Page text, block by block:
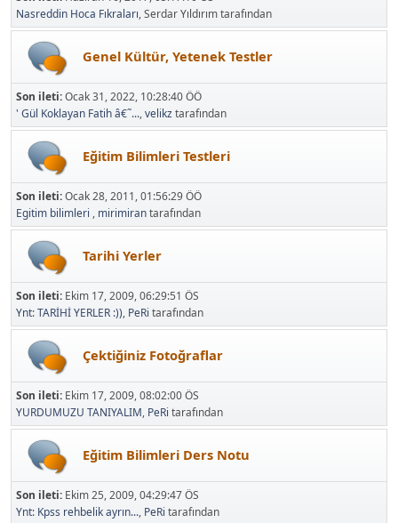
Nasreddin Hoca Fıkraları, Serdar Yıldırım tarafından
Genel Kültür, Yetenek Testler
Son ileti:Ocak 31, 2022, 10:28:40 ÖÖ
' Gül Koklayan Fatih â€˜...,velikztarafından
Eğitim Bilimleri Testleri
Son ileti:Ocak 28, 2011, 01:56:29 ÖÖ
Egitim bilimleri , mirimirantarafından
Tarihi Yerler
Son ileti: Ekim 17, 2009, 06:29:51 ÖS
Ynt: TARİHİ YERLER :)), PeRi tarafından
Çektiğiniz Fotoğraflar
Son ileti: Ekim 17, 2009, 08:02:00 ÖS
YURDUMUZU TANIYALIM, PeRi tarafından
Eğitim Bilimleri Ders Notu
Son ileti: Ekim 25, 2009, 04:29:47 ÖS
Ynt: Kpss rehbelik ayrın..., PeRi tarafından